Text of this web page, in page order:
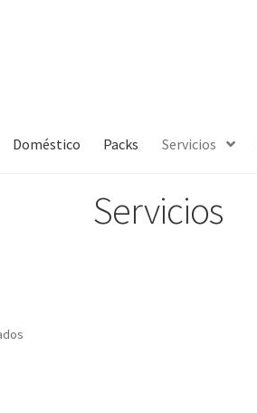
Doméstico Packs Servicios
Servicios